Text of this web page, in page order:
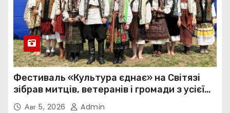
Фестиваль «Культура єднає» на Світязі
зібрав митців, ветеранів і громади з усієї
України
Авг 5, 2026 Admin